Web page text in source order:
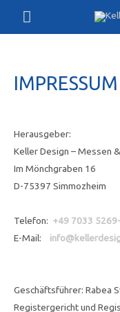
Hauptmenü
IMPRESSUM
Herausgeber:
Keller Design – Messen
Im Mönchgraben 16
D-75397 Simmozheim
Telefon: +49 7033
E-Mail:
Geschäftsführer: Rabea
Registergericht und